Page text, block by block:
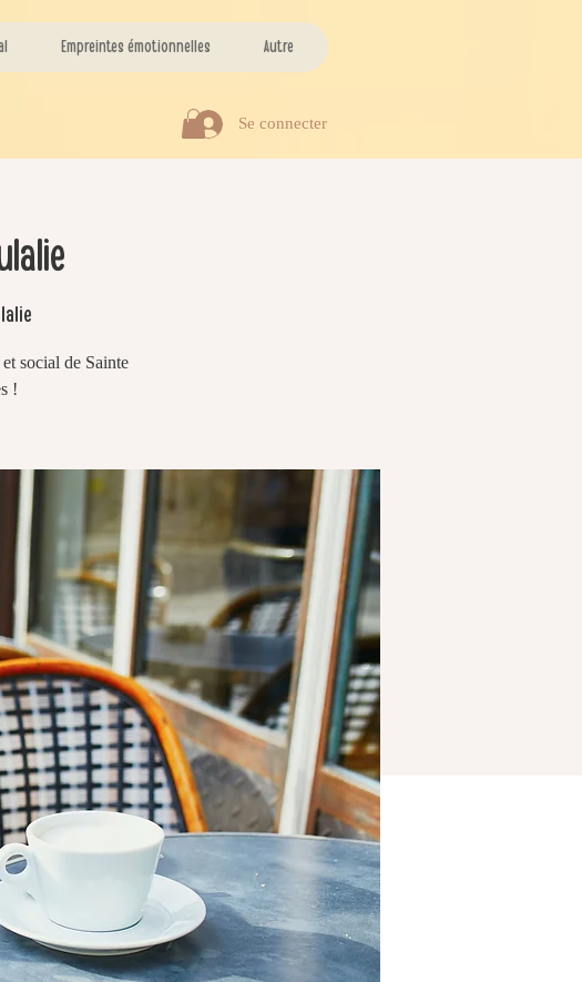
Empreintes émotionnelles Autre
Se connecter
social de Sainte
!